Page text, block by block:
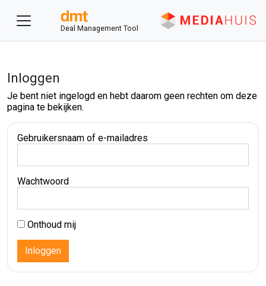
Deal Management Tool
Inloggen
Je bent niet ingelogd en hebt daarom geen rechten om deze
pagina te bekijken.
Gebruikersnaam of e-mailadres
Wachtwoord
Onthoud mij